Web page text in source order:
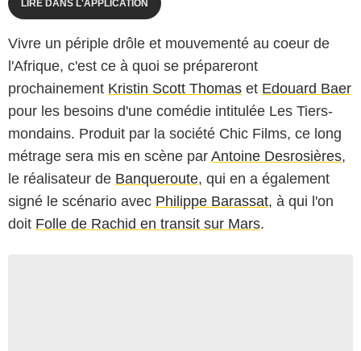
LIRE DANS L'APPLICATION
Vivre un périple drôle et mouvementé au coeur de
l'Afrique, c'est ce à quoi se prépareront
prochainement Kristin Scott Thomas et Edouard Baer
pour les besoins d'une comédie intitulée Les Tiers-
mondains. Produit par la société Chic Films, ce long
métrage sera mis en scène par Antoine Desrosières,
le réalisateur de Banqueroute, qui en a également
signé le scénario avec Philippe Barassat, à qui l'on
doit Folle de Rachid en transit sur Mars.